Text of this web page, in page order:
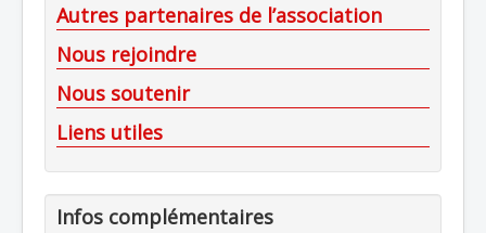
Autres partenaires de l’association
Nous rejoindre
Nous soutenir
Liens utiles
Infos complémentaires